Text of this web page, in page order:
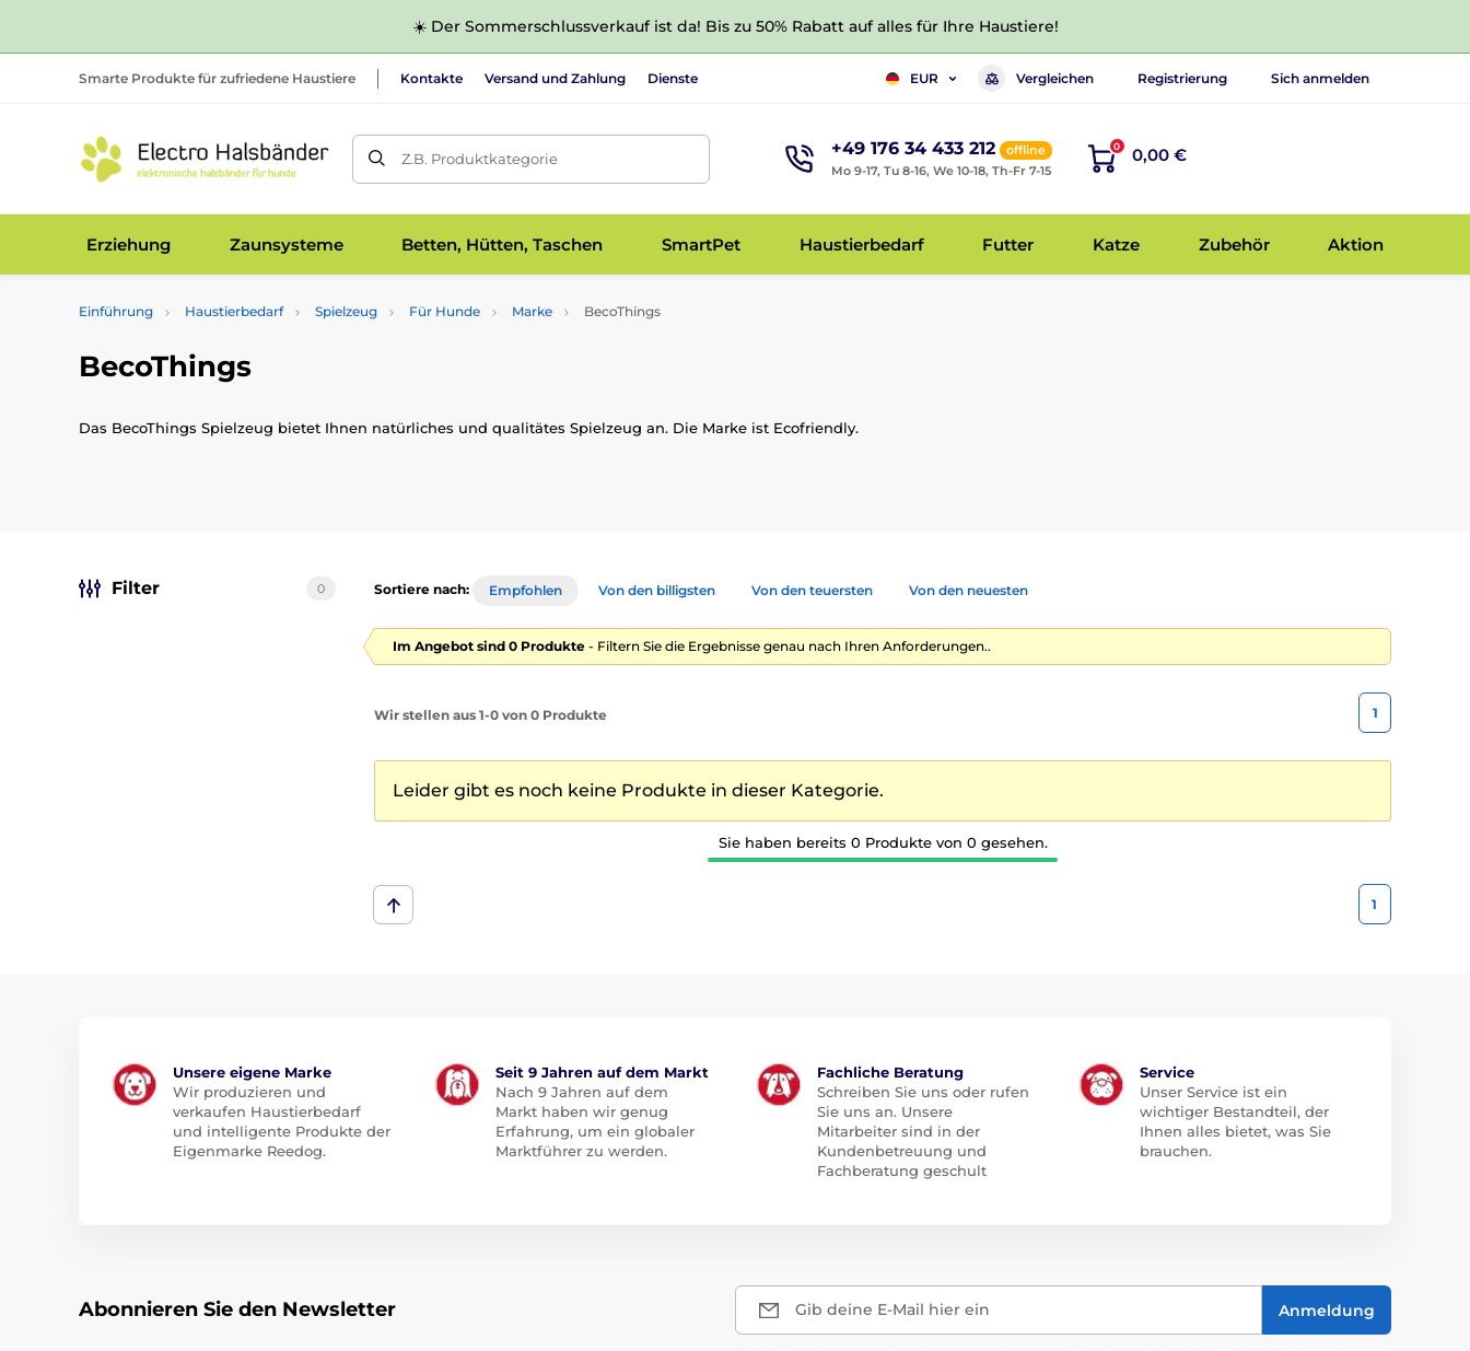
☀️ Der Sommerschlussverkauf ist da! Bis zu 50% Rabatt auf alles für Ihre Haustiere!
Smarte Produkte für zufriedene Haustiere Kontakte Versand und Zahlung Dienste EUR Vergleichen Registrierung Sich anmelden
Z.B. Produktkategorie +49 176 34 433 212
offline
Mo 9-17, Tu 8-16, We 10-18, Th-Fr 7-15
0 0,00 €
Erziehung Zaunsysteme Betten, Hütten, Taschen SmartPet Haustierbedarf Futter Katze Zubehör Aktion
Einführung Haustierbedarf Spielzeug Für Hunde Marke BecoThings
BecoThings
Das BecoThings Spielzeug bietet Ihnen natürliches und qualitätes Spielzeug an. Die Marke ist Ecofriendly.
Filter 0 Sortiere nach: Empfohlen Von den billigsten Von den teuersten Von den neuesten
Im Angebot sind 0 Produkte - Filtern Sie die Ergebnisse genau nach Ihren Anforderungen..
Wir stellen aus 1-0 von 0 Produkte 1
Leider gibt es noch keine Produkte in dieser Kategorie.
Sie haben bereits 0 Produkte von 0 gesehen.
1
Unsere eigene Marke
Wir produzieren und
verkaufen Haustierbedarf
und intelligente Produkte der
Eigenmarke Reedog.
Seit 9 Jahren auf dem Markt
Nach 9 Jahren auf dem
Markt haben wir genug
Erfahrung, um ein globaler
Marktführer zu werden.
Fachliche Beratung
Schreiben Sie uns oder rufen
Sie uns an. Unsere
Mitarbeiter sind in der
Kundenbetreuung und
Fachberatung geschult
Service
Unser Service ist ein
wichtiger Bestandteil, der
Ihnen alles bietet, was Sie
brauchen.
Abonnieren Sie den Newsletter Gib deine E-Mail hier ein Anmeldung